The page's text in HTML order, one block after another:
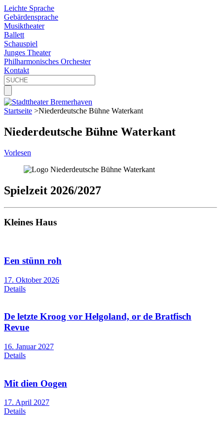
Leichte Sprache
Gebärdensprache
Musiktheater
Ballett
Schauspiel
Junges Theater
Philharmonisches Orchester
Kontakt
Startseite >Niederdeutsche Bühne Waterkant
Niederdeutsche Bühne Waterkant
Vorlesen
Spielzeit 2026/2027
Kleines Haus
Een stünn roh
17. Oktober 2026
Details
De letzte Kroog vor Helgoland, or de Bratfisch
Revue
16. Januar 2027
Details
Mit dien Oogen
17. April 2027
Details